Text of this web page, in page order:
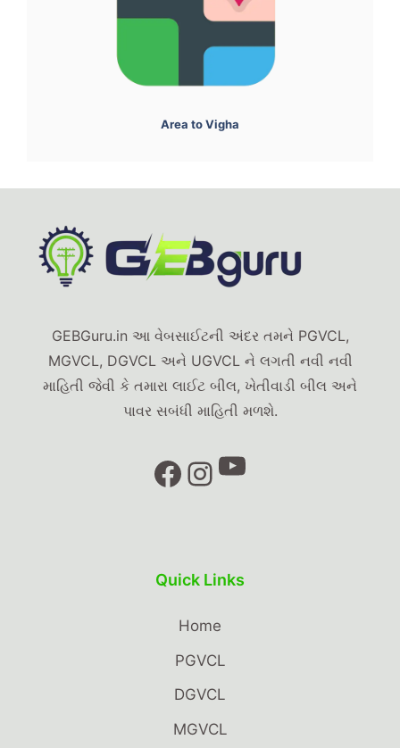
Area to Vigha
GEBGuru.in આ વેબસાઈટની અંદર તમને PGVCL,
MGVCL, DGVCL અને UGVCL ને લગતી નવી નવી
માહિતી જેવી કે તમારા લાઈટ બીલ, ખેતીવાડી બીલ અને
પાવર સબંધી માહિતી મળશે.
Facebook
Instagram
YouTube
Quick Links
Home
PGVCL
DGVCL
MGVCL